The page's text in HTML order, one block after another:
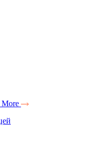
More